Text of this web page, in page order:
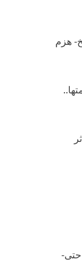
هزم
حتى-